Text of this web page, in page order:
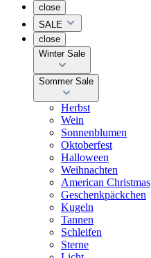
close
SALE
close
Winter Sale
Sommer Sale
Herbst
Wein
Sonnenblumen
Oktoberfest
Halloween
Weihnachten
American Christmas
Geschenkpäckchen
Kugeln
Tannen
Schleifen
Sterne